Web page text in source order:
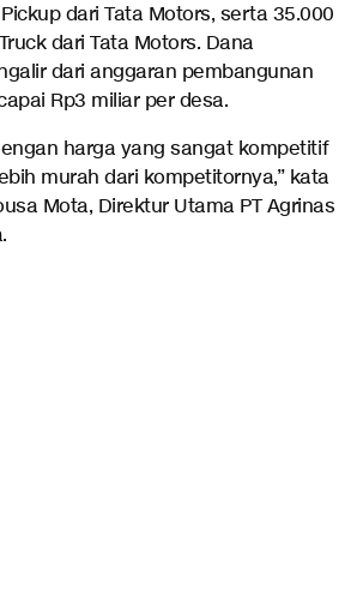
dari Tata Motors, serta 35.000
dari Tata Motors. Dana
dari anggaran pembangunan
Rp3 miliar per desa.
harga yang sangat kompetitif
murah dari kompetitornya,” kata
Mota, Direktur Utama PT Agrinas